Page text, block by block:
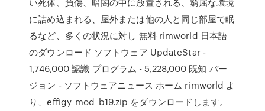
に詰め込まれる、屋外または他の人と同じ部屋で眠
るなど、多くの状況に対し 無料 rimworld 日本語
のダウンロード ソフトウェア UpdateStar -
1,746,000 認識 プログラム - 5,228,000 既知 バー
ジョン - ソフトウェアニュース ホーム rimworld よ
り、effigy_mod_b19.zip をダウンロードします。